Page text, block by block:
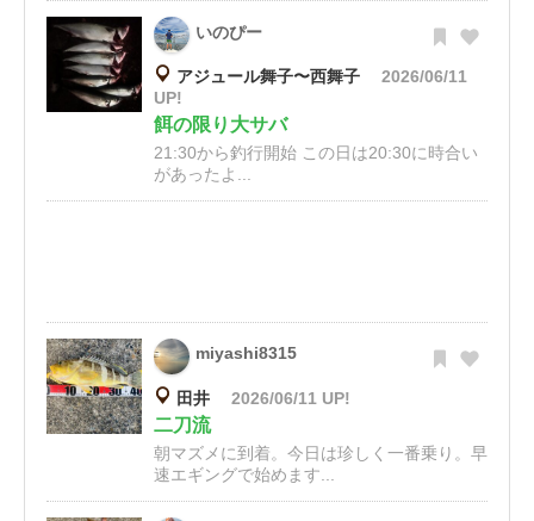
いのぴー
アジュール舞子〜西舞子
2026/06/11
UP!
餌の限り大サバ
21:30から釣行開始 この日は20:30に時合い
があったよ...
miyashi8315
田井 2026/06/11 UP!
二刀流
朝マズメに到着。今日は珍しく一番乗り。早
速エギングで始めます...